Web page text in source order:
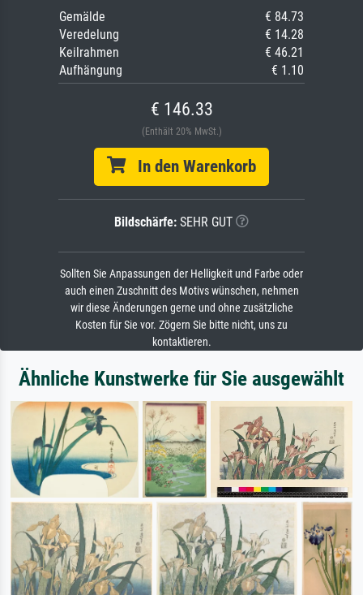
Gemälde
€ 84.73
Veredelung
€ 14.28
Keilrahmen
€ 46.21
Aufhängung
€ 1.10
€ 146.33
(Enthält 20% MwSt.)
In den Warenkorb
Bildschärfe: SEHR GUT
Sollten Sie Anpassungen der Helligkeit und Farbe oder
auch einen Zuschnitt des Motivs wünschen, nehmen
wir diese Änderungen gerne und ohne zusätzliche
Kosten für Sie vor. Zögern Sie bitte nicht, uns zu
kontaktieren.
Ähnliche Kunstwerke für Sie ausgewählt